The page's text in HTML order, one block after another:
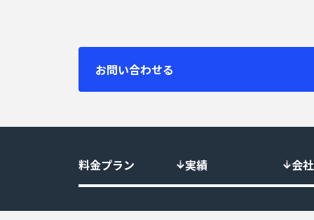
お問い合わせる
料金プラン 実績 会